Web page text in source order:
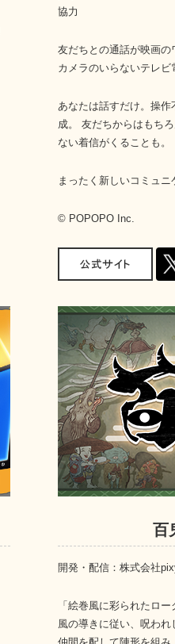
協力
友だちとの通話が映画の
カメラのいらないテレビ
あなたは話すだけ。操
成。 友だちからはもち
ない着信がくることも。
まったく新しいコミュニ
© POPOPO Inc.
百
開発・配信：株式会社
「絵巻風に彩られたロー
風の導きに従い、呪われ